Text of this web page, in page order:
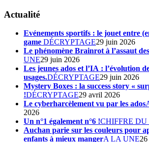
Actualité
Evénements sportifs : le jouet entre
game DÉCRYPTAGE29 juin 2026
Le phénomène Brainrot à l’assaut
UNE29 juin 2026
Les jeunes ados et l’IA : l’évolution
usages.DÉCRYPTAGE29 juin 2026
Mystery Boxes : la success story «
!DÉCRYPTAGE29 avril 2026
Le cyberharcèlement vu par les ados
2026
Un n°1 également n°6 !CHIFFRE DU
Auchan parie sur les couleurs pour
enfants à mieux mangerA LA UNE